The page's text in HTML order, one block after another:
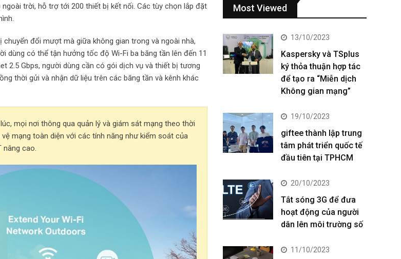
trời, hỗ trợ tới 200 thiết bị kết nối. Các tùy chọn lắp đặt
đổi mượt mà giữa không gian trong và ngoài nhà,
dùng có thể tận hưởng tốc độ Wi-Fi ba băng tần lên đến 11
2.5 Gbps, người dùng cần có gói dịch vụ và thiết bị tương
thời gửi và nhận dữ liệu trên các băng tần và kênh khác
mọi nơi thông qua quản lý và giám sát mạng theo thời
mạng toàn diện với các tính năng như kiểm soát của
nâng cao.
Most Viewed
13/10/2023
Kaspersky và TSplus
ký thỏa thuận hợp tác
để tạo ra “Miễn dịch
Không gian mạng”
19/10/2023
giftee thành lập trung
tâm phát triển quốc tế
đầu tiên tại TPHCM
20/10/2023
Tắt sóng 3G để đưa
hoạt động của người
dân lên môi trường số
11/10/2023